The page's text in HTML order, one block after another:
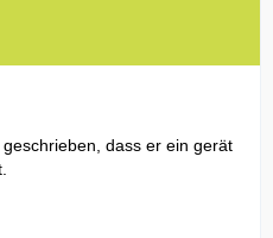
dass er ein gerät